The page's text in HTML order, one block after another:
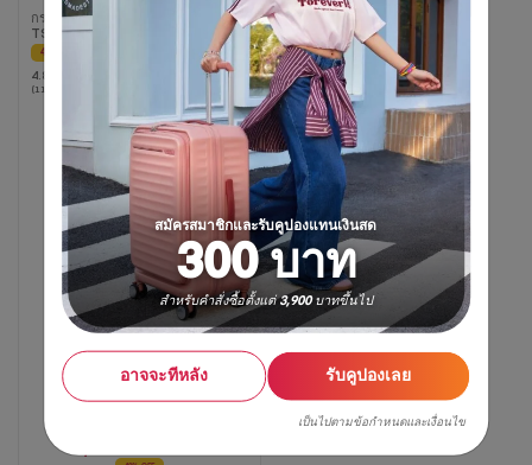
สมัครสมาชิกและรับคูปองแทนเงินสด
300 บาท
สำหรับคำสั่งซื้อตั้งแต่ 3,900 บาทขึ้นไป
อาจจะทีหลัง รับคูปองเลย
เป็นไปตามข้อกำหนดและเงื่อนไข
กระเป๋าเดินทางขนาด 20 นิ้ว
TSA
40% OFF
4.8
(115 รีวิว)
4.8
จาก
วิจารณ์